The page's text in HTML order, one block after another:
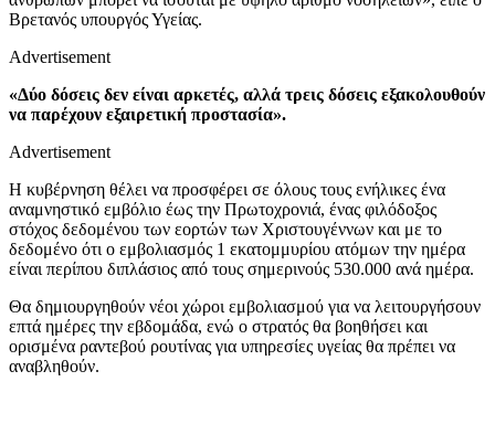
Βρετανός υπουργός Υγείας.
Advertisement
«Δύο δόσεις δεν είναι αρκετές, αλλά τρεις δόσεις εξακολουθούν
να παρέχουν εξαιρετική προστασία».
Advertisement
Η κυβέρνηση θέλει να προσφέρει σε όλους τους ενήλικες ένα
αναμνηστικό εμβόλιο έως την Πρωτοχρονιά, ένας φιλόδοξος
στόχος δεδομένου των εορτών των Χριστουγέννων και με το
δεδομένο ότι ο εμβολιασμός 1 εκατομμυρίου ατόμων την ημέρα
είναι περίπου διπλάσιος από τους σημερινούς 530.000 ανά ημέρα.
Θα δημιουργηθούν νέοι χώροι εμβολιασμού για να λειτουργήσουν
επτά ημέρες την εβδομάδα, ενώ ο στρατός θα βοηθήσει και
ορισμένα ραντεβού ρουτίνας για υπηρεσίες υγείας θα πρέπει να
αναβληθούν.